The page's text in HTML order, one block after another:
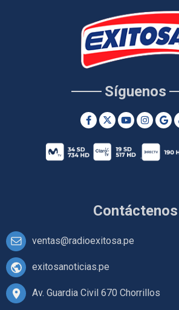
Contáctenos
ventas@radioexitosa.pe
exitosanoticias.pe
Av. Guardia Civil 670 Chorrillos
Síguenos